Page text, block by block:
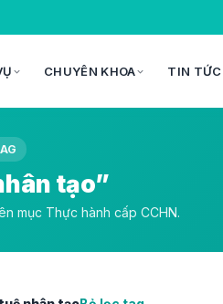
CHUYÊN KHOA TIN TỨC
tạo”
mục Thực hành cấp CCHN.